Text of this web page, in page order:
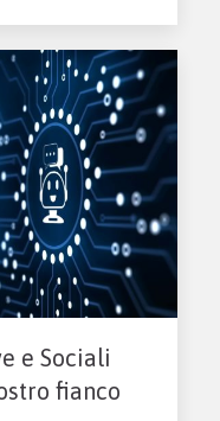
e Sociali
fianco